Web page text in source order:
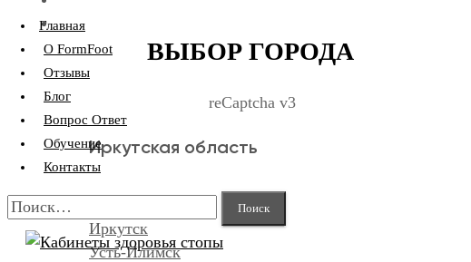
ВЫБОР ГОРОДА
reCaptcha v3
Иркутская область
Иркутск
Усть-Илимск
Главная
О FormFoot
Отзывы
Блог
Вопрос Ответ
Обучение
Контакты
Найти: